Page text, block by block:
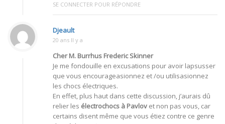
SE CONNECTER POUR RÉPONDRE
Djeault
20 ans Il y a
Cher M. Burrhus Frederic Skinner
Je me fondouille en excusations pour avoir lapsusser
que vous encourageasionnez et /ou utilisasionnez
les chocs électriques.
En effet, plus haut dans cette discussion, j’aurais dû
relier les électrochocs à Pavlov et non pas vous, car
certains disent même que vous étiez contre ce genre